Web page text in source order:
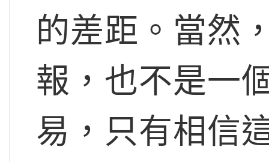
的差距。當然
報，也不是一
易，只有相信